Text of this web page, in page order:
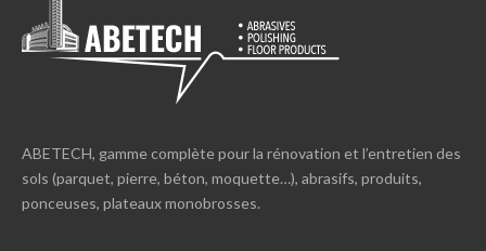
ABETECH, gamme complète pour la rénovation et l’entretien des
sols (parquet, pierre, béton, moquette…), abrasifs, produits,
ponceuses, plateaux monobrosses.